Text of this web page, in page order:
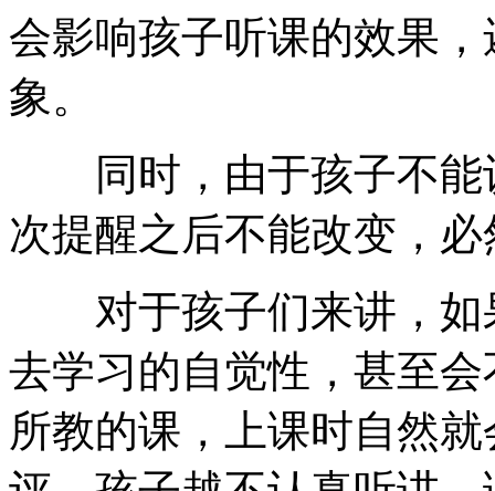
会影响孩子听课的效果
象。
同时，由于孩子不能
次提醒之后不能改变，
对于孩子们来讲，如
去学习的自觉性，甚至
所教的课，上课时自然